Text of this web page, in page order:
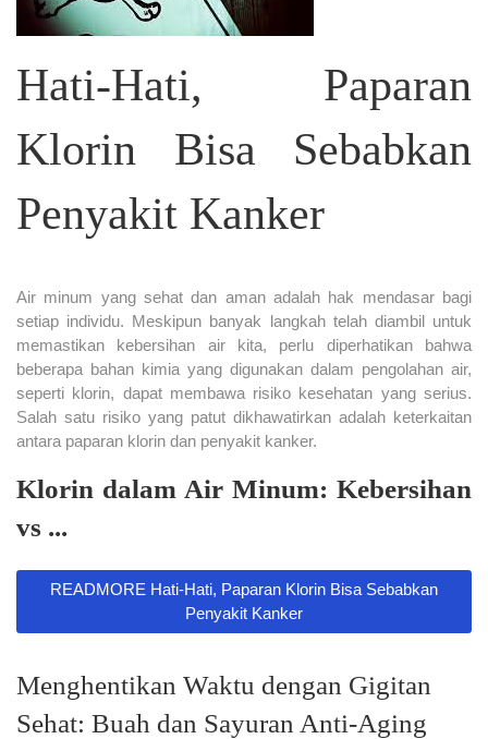
Hati-Hati, Paparan
Klorin Bisa Sebabkan
Penyakit Kanker
Air minum yang sehat dan aman adalah hak mendasar bagi
setiap individu. Meskipun banyak langkah telah diambil untuk
memastikan kebersihan air kita, perlu diperhatikan bahwa
beberapa bahan kimia yang digunakan dalam pengolahan air,
seperti klorin, dapat membawa risiko kesehatan yang serius.
Salah satu risiko yang patut dikhawatirkan adalah keterkaitan
antara paparan klorin dan penyakit kanker.
Klorin dalam Air Minum: Kebersihan
vs ...
READMORE Hati-Hati, Paparan Klorin Bisa Sebabkan
Penyakit Kanker
Menghentikan Waktu dengan Gigitan
Sehat: Buah dan Sayuran Anti-Aging